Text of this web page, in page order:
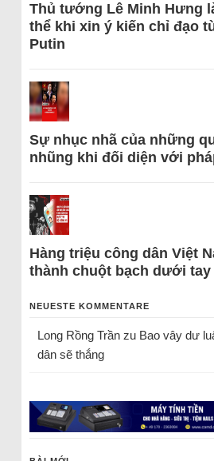
Thủ tướng Lê Minh Hưng
thể khi xin ý kiến chỉ đạo
Putin
Sự nhục nhã của những
nhũng khi đối diện với
Hàng triệu công dân Việt
thành chuột bạch dưới tay
NEUESTE KOMMENTARE
Long Rồng Trầnzu Bao vây dư
dân sẽ thắng